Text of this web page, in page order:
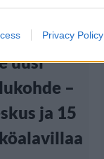
Privacy Policy
uusi
–
ja 15